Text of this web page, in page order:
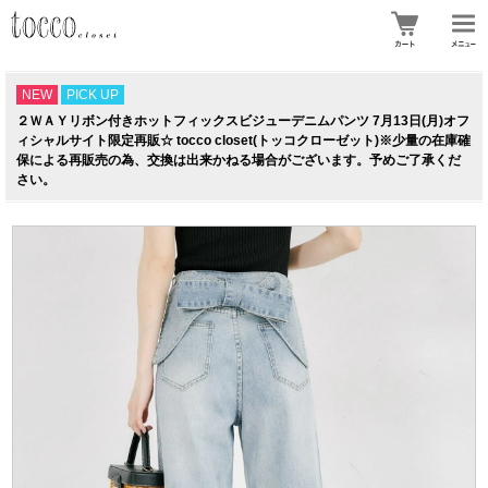
NEW
PICK UP
２ＷＡＹリボン付きホットフィックスビジューデニムパンツ 7月13日(月)オフ
ィシャルサイト限定再販☆ tocco closet(トッコクローゼット)※少量の在庫確
保による再販売の為、交換は出来かねる場合がございます。予めご了承くだ
さい。